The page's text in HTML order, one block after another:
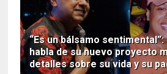
“Es un bálsamo
habla de su nuevo proyecto
detalles sobre su vida y su